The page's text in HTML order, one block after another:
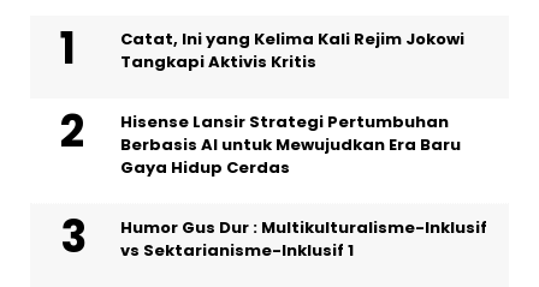
Catat, Ini yang Kelima Kali Rejim Jokowi
Tangkapi Aktivis Kritis
Hisense Lansir Strategi Pertumbuhan
Berbasis AI untuk Mewujudkan Era Baru
Gaya Hidup Cerdas
Humor Gus Dur : Multikulturalisme-Inklusif
vs Sektarianisme-Inklusif 1